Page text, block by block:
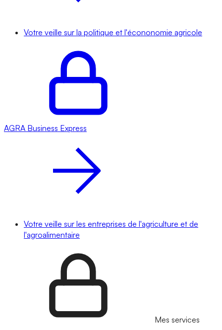
Votre veille sur la politique et l'écononomie agricole
AGRA Business Express
Votre veille sur les entreprises de l'agriculture et de
l'agroalimentaire
Mes services